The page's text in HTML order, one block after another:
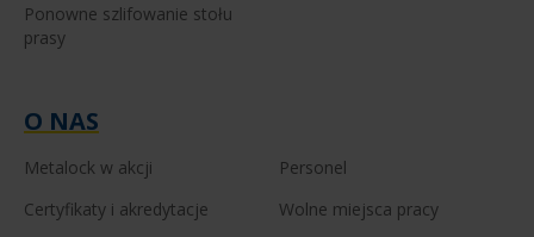
Ponowne szlifowanie stołu
prasy
O NAS
Metalock w akcji
Personel
Certyfikaty i akredytacje
Wolne miejsca pracy